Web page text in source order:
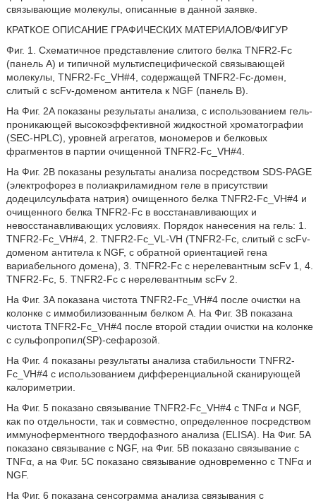
связывающие молекулы, описанные в данной заявке.
КРАТКОЕ ОПИСАНИЕ ГРАФИЧЕСКИХ МАТЕРИАЛОВ/ФИГУР
Фиг. 1. Схематичное представление слитого белка TNFR2-Fc
(панель A) и типичной мультиспецифической связывающей
молекулы, TNFR2-Fc_VH#4, содержащей TNFR2-Fc-домен,
слитый с scFv-доменом антитела к NGF (панель B).
На Фиг. 2A показаны результаты анализа, с использованием гель-
проникающей высокоэффективной жидкостной хроматографии
(SEC-HPLC), уровней агрегатов, мономеров и белковых
фрагментов в партии очищенной TNFR2-Fc_VH#4.
На Фиг. 2B показаны результаты анализа посредством SDS-PAGE
(электрофорез в полиакриламидном геле в присутствии
додецилсульфата натрия) очищенного белка TNFR2-Fc_VH#4 и
очищенного белка TNFR2-Fc в восстанавливающих и
невосстанавливающих условиях. Порядок нанесения на гель: 1.
TNFR2-Fc_VH#4, 2. TNFR2-Fc_VL-VH (TNFR2-Fc, слитый с scFv-
доменом антитела к NGF, с обратной ориентацией гена
вариабельного домена), 3. TNFR2-Fc с нерелевантным scFv 1, 4.
TNFR2-Fc, 5. TNFR2-Fc с нерелевантным scFv 2.
На Фиг. 3A показана чистота TNFR2-Fc_VH#4 после очистки на
колонке с иммобилизованным белком A. На Фиг. 3B показана
чистота TNFR2-Fc_VH#4 после второй стадии очистки на колонке
с сульфопропил(SP)-сефарозой.
На Фиг. 4 показаны результаты анализа стабильности TNFR2-
Fc_VH#4 с использованием дифференциальной сканирующей
калориметрии.
На Фиг. 5 показано связывание TNFR2-Fc_VH#4 с TNFα и NGF,
как по отдельности, так и совместно, определенное посредством
иммуноферментного твердофазного анализа (ELISA). На Фиг. 5A
показано связывание с NGF, на Фиг. 5B показано связывание с
TNFα, а на Фиг. 5C показано связывание одновременно с TNFα и
NGF.
На Фиг. 6 показана сенсограмма анализа связывания с